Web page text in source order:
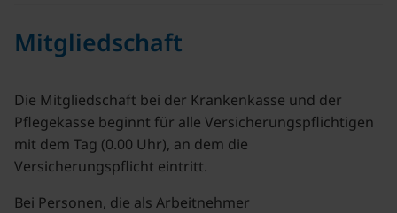
Mitgliedschaft
Die Mitgliedschaft bei der Krankenkasse und der
Pflegekasse beginnt für alle Versicherungspflichtigen
mit dem Tag (0.00 Uhr), an dem die
Versicherungspflicht eintritt.
Bei Personen, die als Arbeitnehmer